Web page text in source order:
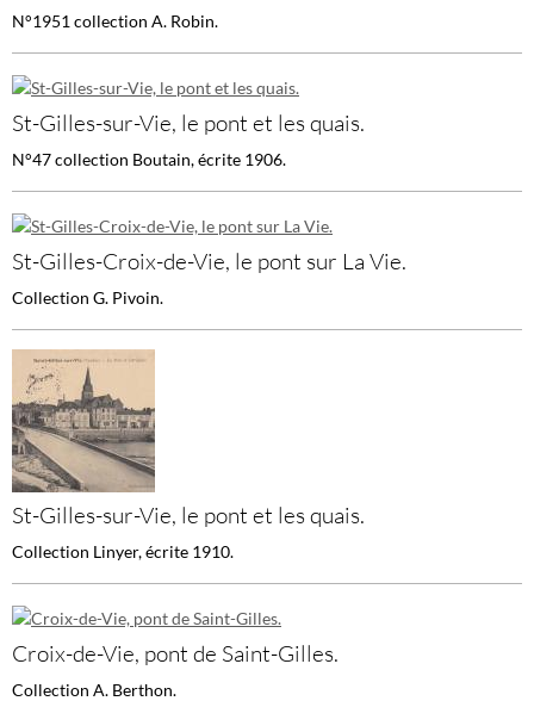
N°1951 collection A. Robin.
St-Gilles-sur-Vie, le pont et les quais.
N°47 collection Boutain, écrite 1906.
St-Gilles-Croix-de-Vie, le pont sur La Vie.
Collection G. Pivoin.
St-Gilles-sur-Vie, le pont et les quais.
Collection Linyer, écrite 1910.
Croix-de-Vie, pont de Saint-Gilles.
Collection A. Berthon.